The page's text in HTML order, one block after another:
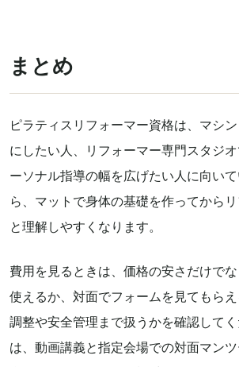
まとめ
ピラティスリフォーマー資格は、マシ
にしたい人、リフォーマー専門スタジ
ーソナル指導の幅を広げたい人に向い
ら、マットで身体の基礎を作ってから
と理解しやすくなります。
費用を見るときは、価格の安さだけで
使えるか、対面でフォームを見てもら
調整や安全管理まで扱うかを確認して
は、動画講義と指定会場での対面マン